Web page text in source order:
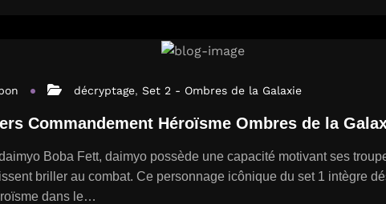
décryptage, Set 2 - Ombres de la Galaxie
Commandement Héroïsme Ombres de la
Boba Fett, daimyo possède une capacité motivant ses
briller au combat. Ce personnage icônique du set 1 intègre
dans le…